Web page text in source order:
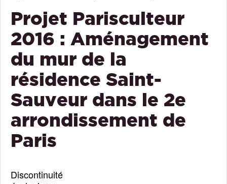
Projet Parisculteur
2016 : Aménagement
du mur de la
résidence Saint-
Sauveur dans le 2e
arrondissement de
Paris
Discontinuité